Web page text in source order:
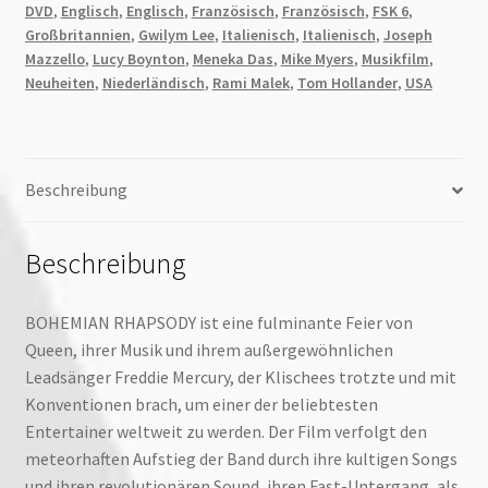
DVD, Englisch, Englisch, Französisch, Französisch, FSK 6,
Großbritannien, Gwilym Lee, Italienisch, Italienisch, Joseph
Mazzello, Lucy Boynton, Meneka Das, Mike Myers, Musikfilm,
Neuheiten, Niederländisch, Rami Malek, Tom Hollander, USA
Beschreibung
Beschreibung
BOHEMIAN RHAPSODY ist eine fulminante Feier von
Queen, ihrer Musik und ihrem außergewöhnlichen
Leadsänger Freddie Mercury, der Klischees trotzte und mit
Konventionen brach, um einer der beliebtesten
Entertainer weltweit zu werden. Der Film verfolgt den
meteorhaften Aufstieg der Band durch ihre kultigen Songs